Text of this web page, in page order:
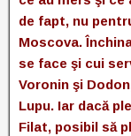
de fapt, nu
Moscova.
se face şi cui
Voronin şi
Lupu. Iar dacă
Filat, posibil să